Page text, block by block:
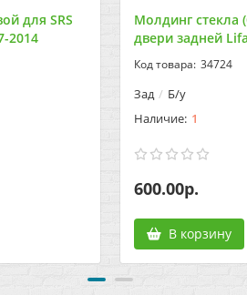
для SRS
2014
Молдинг стекла
двери задней
34724
Зад Б/у
1
600.00р.
В корзину